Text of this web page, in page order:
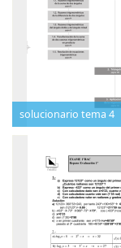
solucionario tema 4